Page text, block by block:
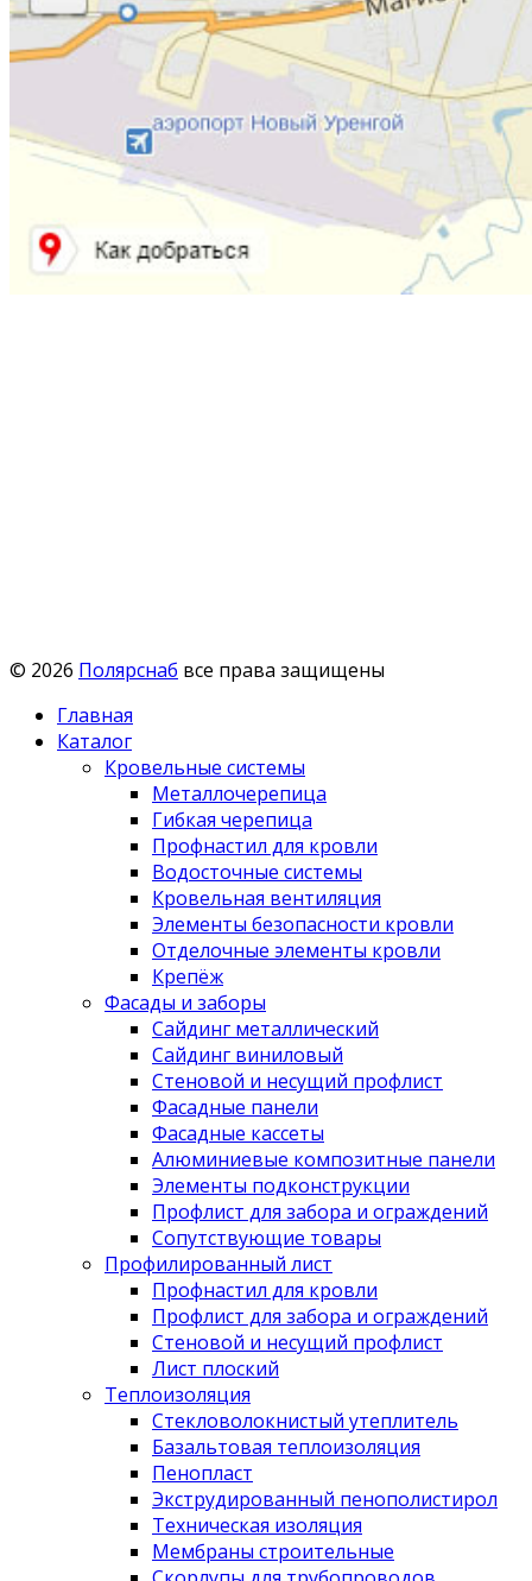
© 2026 Полярснаб все права защищены
Главная
Каталог
Кровельные системы
Металлочерепица
Гибкая черепица
Профнастил для кровли
Водосточные системы
Кровельная вентиляция
Элементы безопасности кровли
Отделочные элементы кровли
Крепёж
Фасады и заборы
Сайдинг металлический
Сайдинг виниловый
Стеновой и несущий профлист
Фасадные панели
Фасадные кассеты
Алюминиевые композитные панели
Элементы подконструкции
Профлист для забора и ограждений
Сопутствующие товары
Профилированный лист
Профнастил для кровли
Профлист для забора и ограждений
Стеновой и несущий профлист
Лист плоский
Теплоизоляция
Стекловолокнистый утеплитель
Базальтовая теплоизоляция
Пенопласт
Экструдированный пенополистирол
Техническая изоляция
Мембраны строительные